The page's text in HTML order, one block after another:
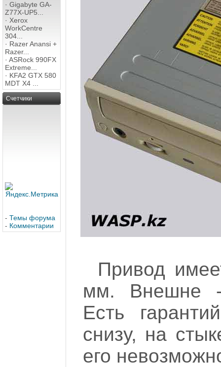
· Gigabyte GA-
Z77X-UP5...
· Xerox
WorkCentre
304...
· Razer Anansi +
Razer...
· ASRock 990FX
Extreme...
· KFA2 GTX 580
MDT X4 ...
Счетчики
- Темы форума
- Комментарии
Привод
мм. Внешне -
Есть
снизу, на
его